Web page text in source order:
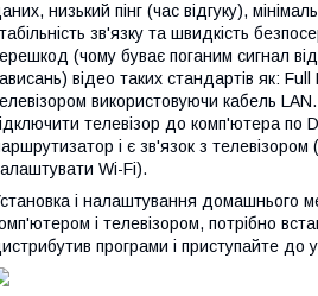
низький пінг (час відгуку),
зв'язку та швидкість
(чому буває поганим сигнал
відео таких стандартів як:
використовуючи кабель
телевізор до комп'ютера
і є зв'язок з
Wi-Fi).
і налаштування домашнього
і телевізором, потрібно
програми і приступайте до